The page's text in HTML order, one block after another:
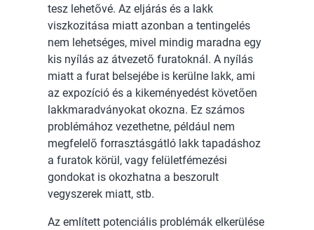
tesz lehetővé. Az eljárás és a lakk
viszkozitása miatt azonban a tentingelés
nem lehetséges, mivel mindig maradna egy
kis nyílás az átvezető furatoknál. A nyílás
miatt a furat belsejébe is kerülne lakk, ami
az expozíció és a kikeményedést követően
lakkmaradványokat okozna. Ez számos
problémához vezethetne, például nem
megfelelő forrasztásgátló lakk tapadáshoz
a furatok körül, vagy felületfémezési
gondokat is okozhatna a beszorult
vegyszerek miatt, stb.
Az említett potenciális problémák elkerülése